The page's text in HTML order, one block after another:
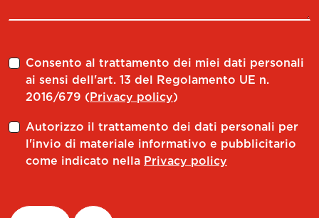
Consento al trattamento dei miei dati personali
ai sensi dell'art. 13 del Regolamento UE n.
2016/679 (Privacy policy)
Autorizzo il trattamento dei dati personali per
l'invio di materiale informativo e pubblicitario
come indicato nella Privacy policy